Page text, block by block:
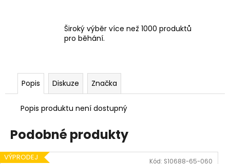
Široký výběr více než 1000 produktů
pro běhání.
Popis Diskuze Značka
Popis produktu není dostupný
Podobné produkty
VÝPRODEJ Kód: S10688-65-060